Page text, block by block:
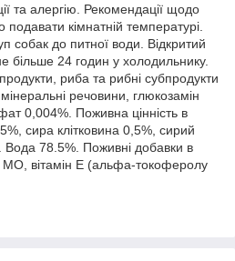
та алергію. Рекомендації щодо
кімнатній температурі.
собак до питної води. Відкритий
більше 24 годин у холодильнику.
риба та рибні субпродукти
речовини, глюкозамін
0,004%. Поживна цінність в
сира клітковина 0,5%, сирий
78.5%. Поживні добавки в
МО, вітамін Е (альфа-токоферолу